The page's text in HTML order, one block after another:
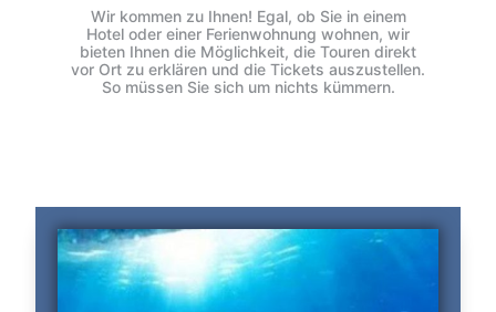
Wir kommen zu Ihnen! Egal, ob Sie in einem
Hotel oder einer Ferienwohnung wohnen, wir
bieten Ihnen die Möglichkeit, die Touren direkt
vor Ort zu erklären und die Tickets auszustellen.
So müssen Sie sich um nichts kümmern.